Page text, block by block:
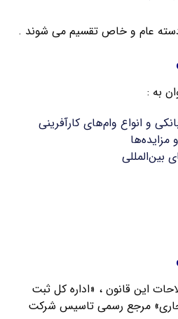
عام و خاص تقسیم می شوند .
به :
و انواع وام‌های کارآفرینی
بین‌المللی
این قانون ، «اداره کل ثبت
مرجع رسمی تاسیس شرکت